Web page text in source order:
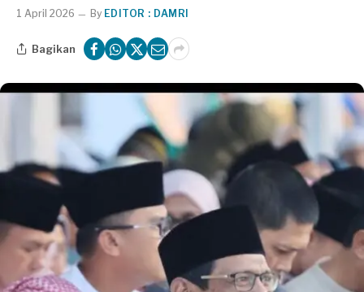
1 April 2026 By EDITOR : DAMRI
Bagikan